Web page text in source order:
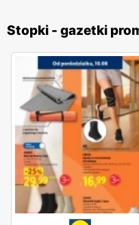
Stopki - gazetki